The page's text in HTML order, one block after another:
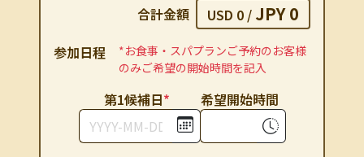
合計金額 USD 0 / JPY 0
参加⽇程
*お⾷事・スパプランご予約のお客様
のみご希望の開始時間を記⼊
第1候補⽇* 希望開始時間